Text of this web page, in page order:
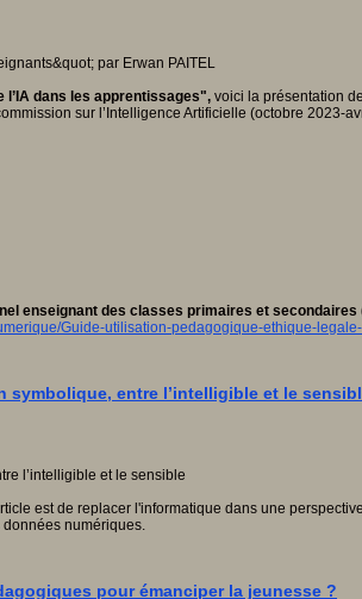
l’IA dans les apprentissages", voici la présentation
sur l’Intelligence Artificielle (octobre 2023-
enseignant des classes primaires et
Guide-utilisation-pedagogique-ethique-
symbolique, entre l’intelligible et le
est de replacer l'informatique dans une
numériques.
pour émanciper la jeunesse ?